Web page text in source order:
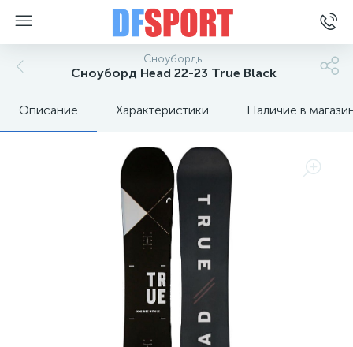
Сноуборды
Сноуборд Head 22-23 True Black
Описание Характеристики Наличие в